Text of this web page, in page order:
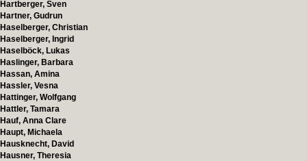
Hartberger, Sven
Hartner, Gudrun
Haselberger, Christian
Haselberger, Ingrid
Haselböck, Lukas
Haslinger, Barbara
Hassan, Amina
Hassler, Vesna
Hattinger, Wolfgang
Hattler, Tamara
Hauf, Anna Clare
Haupt, Michaela
Hausknecht, David
Hausner, Theresia